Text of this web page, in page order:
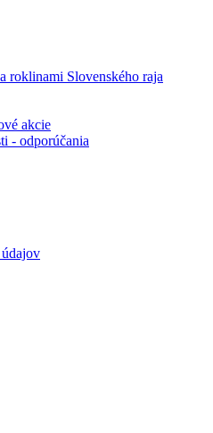
roklinami Slovenského raja
akcie
- odporúčania